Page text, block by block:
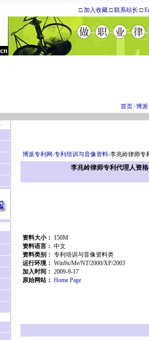
□加入收藏 □联系站长 □
首页 博
博派专利网-专利培训与音像资料-李兆岭律师专
李兆岭律师专利代理人资
资料大小： 150M
资料语言： 中文
资料类别： 专利培训与音像资料类
运行环境： Win9x/Me/NT/2000/XP/2003
加入时间： 2009-9-17
原始网站： Home Page